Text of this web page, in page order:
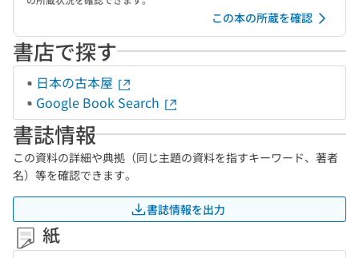
この本の所蔵を確認
書店で探す
日本の古本屋
Google Book Search
書誌情報
この資料の詳細や典拠（同じ主題の資料を指すキーワード、著者
名）等を確認できます。
書誌情報を出力
紙